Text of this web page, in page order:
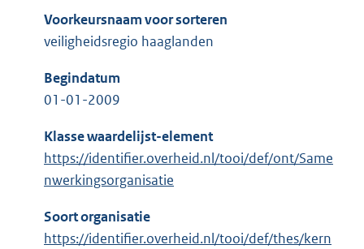
Voorkeursnaam voor sorteren
veiligheidsregio haaglanden
Begindatum
01-01-2009
Klasse waardelijst-element
https://identifier.overheid.nl/tooi/def/ont/Same
nwerkingsorganisatie
Soort organisatie
https://identifier.overheid.nl/tooi/def/thes/kern